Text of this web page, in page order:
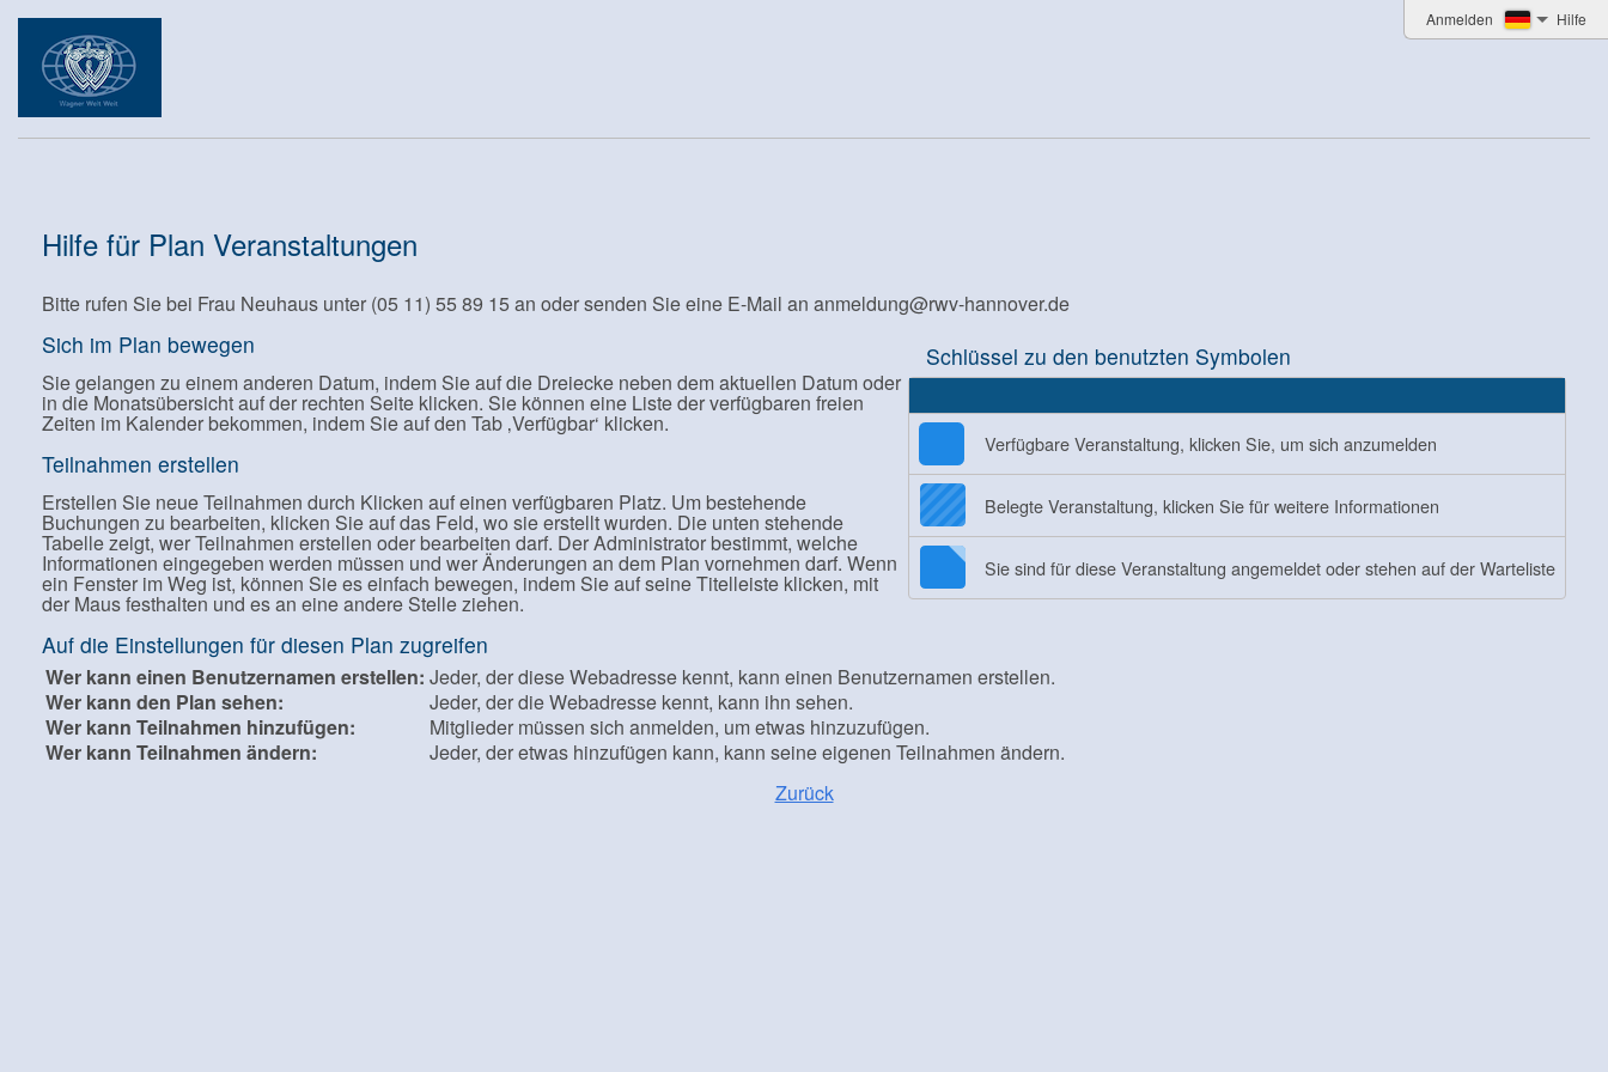
Anmelden Hilfe
Hilfe für Plan Veranstaltungen
Bitte rufen Sie bei Frau Neuhaus unter (05 11) 55 89 15 an oder senden Sie eine E-Mail an anmeldung@rwv-hannover.de
Schlüssel zu den benutzten Symbolen
Verfügbare Veranstaltung, klicken Sie, um sich anzumelden
Belegte Veranstaltung, klicken Sie für weitere Informationen
Sie sind für diese Veranstaltung angemeldet oder stehen auf der Warteliste
Sich im Plan bewegen
Sie gelangen zu einem anderen Datum, indem Sie auf die Dreiecke neben dem aktuellen Datum oder
in die Monatsübersicht auf der rechten Seite klicken. Sie können eine Liste der verfügbaren freien
Zeiten im Kalender bekommen, indem Sie auf den Tab ‚Verfügbar‘ klicken.
Teilnahmen erstellen
Erstellen Sie neue Teilnahmen durch Klicken auf einen verfügbaren Platz. Um bestehende
Buchungen zu bearbeiten, klicken Sie auf das Feld, wo sie erstellt wurden. Die unten stehende
Tabelle zeigt, wer Teilnahmen erstellen oder bearbeiten darf. Der Administrator bestimmt, welche
Informationen eingegeben werden müssen und wer Änderungen an dem Plan vornehmen darf. Wenn
ein Fenster im Weg ist, können Sie es einfach bewegen, indem Sie auf seine Titelleiste klicken, mit
der Maus festhalten und es an eine andere Stelle ziehen.
Auf die Einstellungen für diesen Plan zugreifen
Wer kann einen Benutzernamen erstellen: Jeder, der diese Webadresse kennt, kann einen Benutzernamen erstellen.
Wer kann den Plan sehen:
Jeder, der die Webadresse kennt, kann ihn sehen.
Wer kann Teilnahmen hinzufügen:
Mitglieder müssen sich anmelden, um etwas hinzuzufügen.
Wer kann Teilnahmen ändern:
Jeder, der etwas hinzufügen kann, kann seine eigenen Teilnahmen ändern.
Zurück